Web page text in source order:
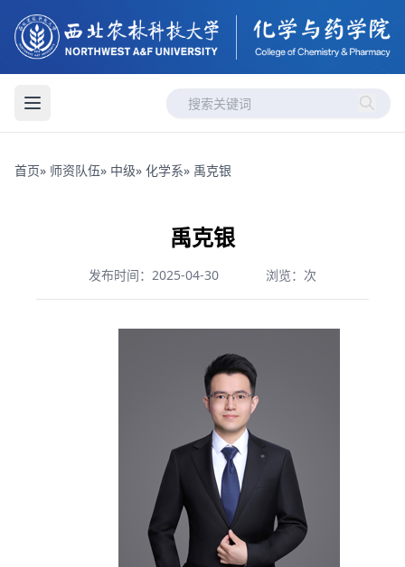
首页» 师资队伍» 中级» 化学系» 禹克银
禹克银
发布时间：2025-04-30 浏览： 次